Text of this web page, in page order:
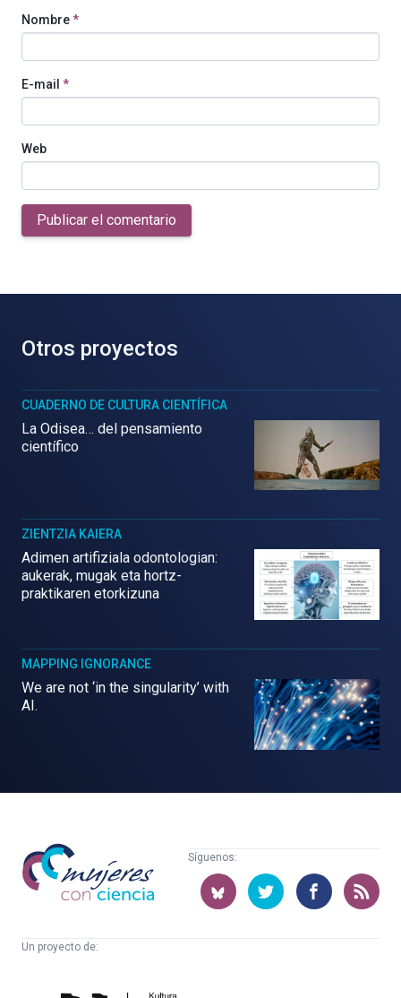
Nombre*
E-mail *
Web
Publicar el comentario
Otros proyectos
CUADERNO DE CULTURA CIENTÍFICA
La Odisea… del pensamiento
científico
ZIENTZIA KAIERA
Adimen artifiziala odontologian:
aukerak, mugak eta hortz-
praktikaren etorkizuna
MAPPING IGNORANCE
We are not ‘in the singularity’ with
AI.
Mujeres
con
ciencia
Síguenos:
Un proyecto de: